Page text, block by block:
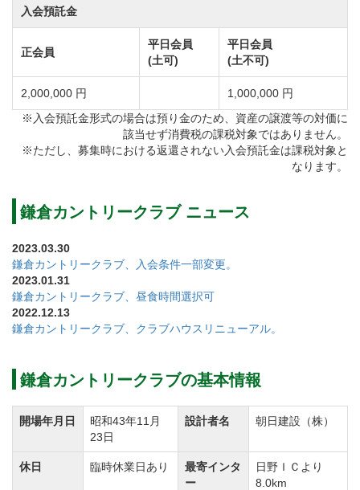
6番ホールは高低差約20ヤードのダイナミックなショッ
トが楽しめる打ち下ろしが名物コース。
豪快なショットが楽しめる反面、風向きを計算して慎
重に攻めたいところ。
対してINコースはフェアウェイはフラットなのため一
見すると易しそうに感じますが、ショットの正確性、
距離感、アプローチ技術などテクニックを要します。
いブラインドホールなどメンタルも鍛えられます。
ト2グリーン制。
ゴルフの腕を磨きたいビギナーはもちろん腕自慢の熟
練ゴルファー、シニア層の方まで幅広くお楽しみ頂け
ます。
プレー方式はキャディ付またはセルフプレーの選択
制、乗用カートでの移動なのでラウンドも快適！
鎌倉カントリークラブの隣には鎌倉天国ゴルフ練習場
が併設されています。
全長250ヤードの打ち下しの練習場をはじめ、バンカー
入会預託金
正会員
平日会員
(土可)
平日会員
(土不可)
2,000,000 円
1,000,000 円
※入会預託金形式の場合は預り金のため、資産の譲渡等の対価に
該当せず消費税の課税対象ではありません。
※ただし、募集時における返還されない入会預託金は課税対象と
なります。
鎌倉カントリークラブ ニュース
2023.03.30
鎌倉カントリークラブ、入会条件一部変更。
2023.01.31
鎌倉カントリークラブ、昼食時間選択可
2022.12.13
鎌倉カントリークラブ、クラブハウスリニューアル。
鎌倉カントリークラブの基本情報
開場年月日
昭和43年11月
23日
設計者名 朝日建設（株）
休日 臨時休業日あり
最寄インタ
ー
日野ＩＣより
8.0km